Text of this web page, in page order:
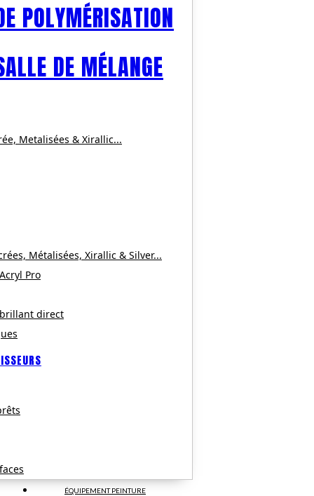
POLYMÉRISATION
DE MÉLANGE
Metalisées & Xirallic...
Métalisées, Xirallic & Silver...
Pro
direct
ÉQUIPEMENT PEINTURE